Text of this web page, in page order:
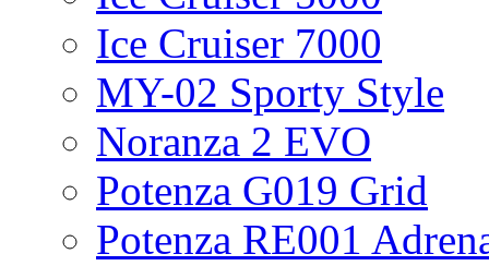
Ice Cruiser 7000
MY-02 Sporty Style
Noranza 2 EVO
Potenza G019 Grid
Potenza RE001